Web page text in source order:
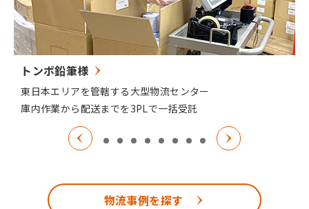
トンボ鉛筆様
東日本エリアを管轄する大型物流センター
庫内作業から配送までを3PLで一括受託
物流事例を探す